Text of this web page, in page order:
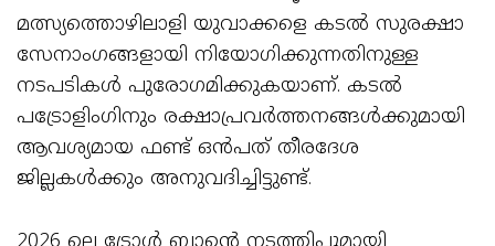
മത്സ്യത്തൊഴിലാളി യുവാക്കളെ കടൽ സുരക്ഷാ
സേനാംഗങ്ങളായി നിയോഗിക്കുന്നതിനുള്ള
നടപടികൾ പുരോഗമിക്കുകയാണ്. കടൽ
പട്രോളിംഗിനും രക്ഷാപ്രവർത്തനങ്ങൾക്കുമായി
ആവശ്യമായ ഫണ്ട് ഒൻപത് തീരദേശ
ജില്ലകൾക്കും അനുവദിച്ചിട്ടുണ്ട്.